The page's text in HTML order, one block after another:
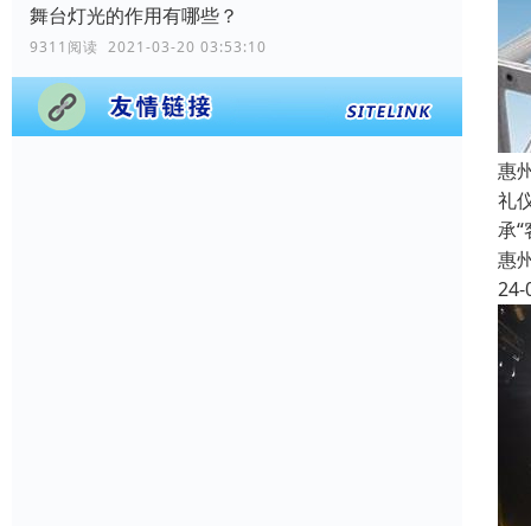
舞台灯光的作用有哪些？
9311阅读 2021-03-20 03:53:10
惠
礼
承
惠
24-